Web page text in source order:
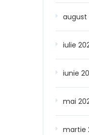
august
iulie
iunie
mai
martie